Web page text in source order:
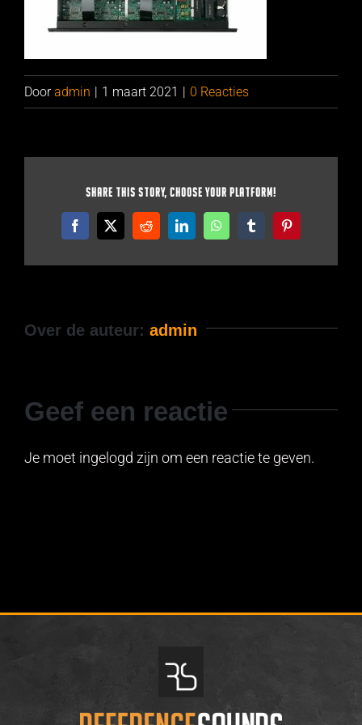
Dooradmin 1 maart 2021 0 Reacties
Share This Story, Choose Your Platform!
Facebook
X RedditLinkedInWhatsAppTumblrPinterest
Over de auteur: admin
Geef een reactie
Je moet ingelogd zijn om een reactie te geven.